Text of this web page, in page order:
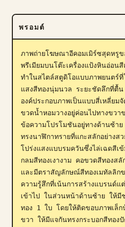
ดาวน์โหลด
บล็อก
อัปเดต
พรอมต์
ภาพถ่ายโฆษณาอีคอมเมิร์ซสุดหรู
พรีเมียมบนโต๊ะเครื่องแป้งหินอ่อน
ทำในสไตล์สตูดิโอแบบภาพยนตร์ที่
แสงสีทองนุ่มนวล ระยะชัดลึกที่ตื้
องค์ประกอบภาพเป็นแบบสี่เหลี่ยม
ขวดน้ำหอมวางอยู่ค่อนไปทางขวา
ข้อความโปรโมชันอยู่ทางด้านซ้า
ทรงนาฬิกาทรายที่แกะสลักอย่างส
โปร่งแสงแบบรมควันซึ่งไล่เฉดสีเ
กลมสีทองเงางาม คอขวดสีทองส
และมีตราสัญลักษณ์สีทองเมทัลลิ
ความรู้สึกที่เน้นการสร้างแบรนด์แ
เข้าไป ในส่วนหน้าด้านซ้าย ให้มี
ทอง 1 ใบ โดยให้ติดขอบภาพเล็
ขวา ให้มีแจกันทรงกระบอกสีทอง